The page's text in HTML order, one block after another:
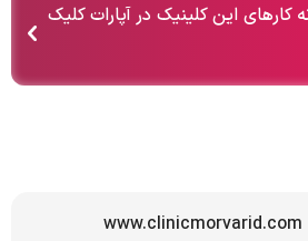
کارهای این کلینیک در آپارات کلیک